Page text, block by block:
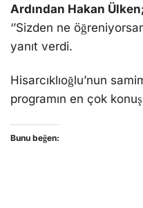
Ardından Hakan
‘’Sizden ne
yanıt verdi.
Hisarcıklıoğlu’nun
programın en çok
Bunu beğen: